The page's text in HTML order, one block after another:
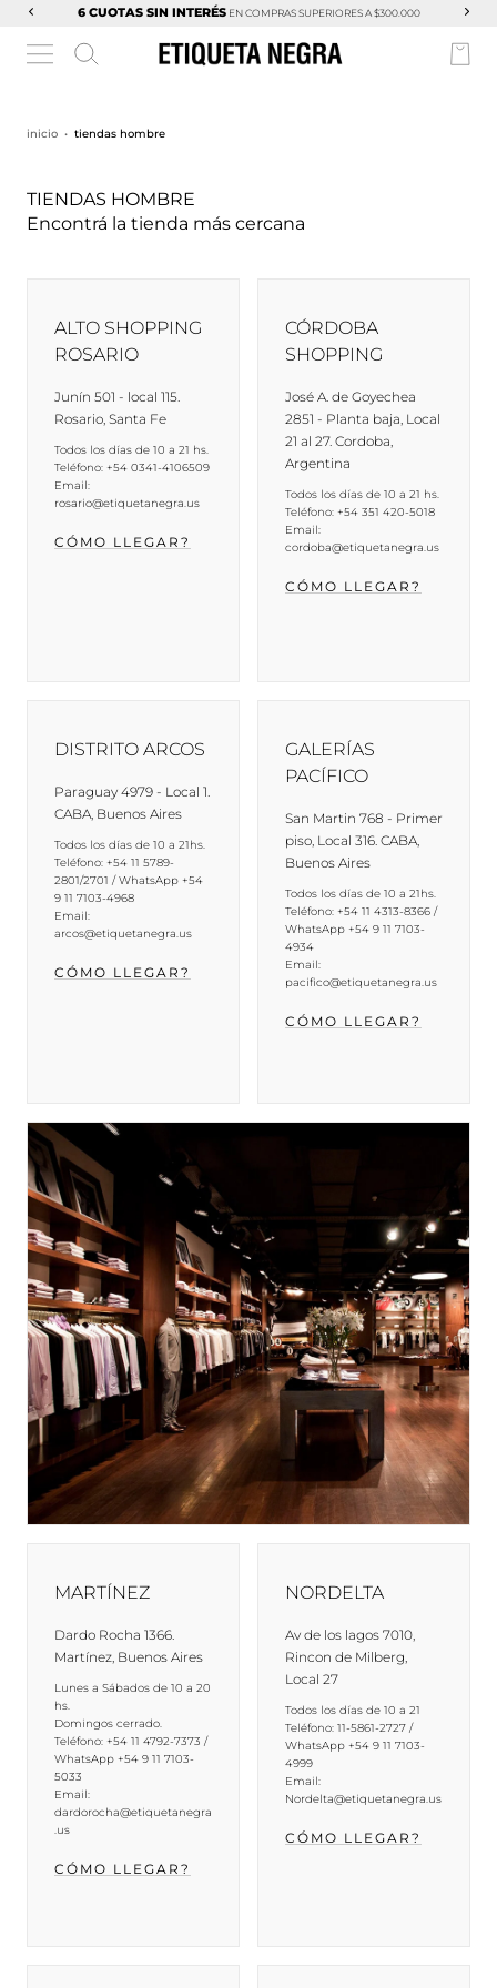
6 CUOTAS SIN INTERÉSEN COMPRAS SUPERIORES A $300.000
inicio • tiendas hombre
TIENDAS HOMBRE
Encontrá la tienda más cercana
ALTO SHOPPING
ROSARIO
Junín 501 - local 115.
Rosario, Santa Fe
Todos los días de 10 a 21 hs.
Teléfono: +54 0341-4106509
Email:
rosario@etiquetanegra.us
CÓMO LLEGAR?
CÓRDOBA
SHOPPING
José A. de Goyechea
2851 - Planta baja, Local
21 al 27. Cordoba,
Argentina
Todos los días de 10 a 21 hs.
Teléfono: +54 351 420-5018
Email:
cordoba@etiquetanegra.us
CÓMO LLEGAR?
DISTRITO ARCOS
Paraguay 4979 - Local 1.
CABA, Buenos Aires
Todos los días de 10 a 21hs.
Teléfono: +54 11 5789-
2801/2701 / WhatsApp +54
9 11 7103-4968
Email:
arcos@etiquetanegra.us
CÓMO LLEGAR?
GALERÍAS
PACÍFICO
San Martin 768 - Primer
piso, Local 316. CABA,
Buenos Aires
Todos los días de 10 a 21hs.
Teléfono: +54 11 4313-8366 /
WhatsApp +54 9 11 7103-
4934
Email:
pacifico@etiquetanegra.us
CÓMO LLEGAR?
MARTÍNEZ
Dardo Rocha 1366.
Martínez, Buenos Aires
Lunes a Sábados de 10 a 20
hs.
Domingos cerrado.
Teléfono: +54 11 4792-7373 /
WhatsApp +54 9 11 7103-
5033
Email:
dardorocha@etiquetanegra
.us
CÓMO LLEGAR?
NORDELTA
Av de los lagos 7010,
Rincon de Milberg,
Local 27
Todos los días de 10 a 21
Teléfono: 11-5861-2727 /
WhatsApp +54 9 11 7103-
4999
Email:
Nordelta@etiquetanegra.us
CÓMO LLEGAR?